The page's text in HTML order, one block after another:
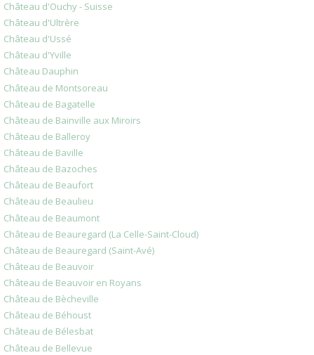
Château d'Ouchy - Suisse
Château d'Ultrère
Château d'Ussé
Château d'Yville
Château Dauphin
Château de Montsoreau
Château de Bagatelle
Château de Bainville aux Miroirs
Château de Balleroy
Château de Baville
Château de Bazoches
Château de Beaufort
Château de Beaulieu
Château de Beaumont
Château de Beauregard (La Celle-Saint-Cloud)
Château de Beauregard (Saint-Avé)
Château de Beauvoir
Château de Beauvoir en Royans
Château de Bècheville
Château de Béhoust
Château de Bélesbat
Château de Bellevue